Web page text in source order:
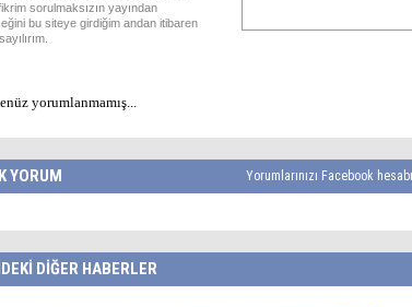
sorulmaksızın yayından
bu siteye girdiğim andan itibaren
yorumlanmamış...
YORUM Yorumlarınızı Facebook
DİĞER HABERLER